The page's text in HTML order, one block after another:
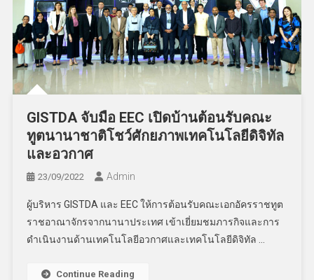
GISTDA จับมือ EEC เปิดบ้านต้อนรับคณะ
ทูตนานาชาติโชว์ศักยภาพเทคโนโลยีดิจิทัล
และอวกาศ
23/09/2022 Admin
ผู้บริหาร GISTDA และ EEC ให้การต้อนรับคณะเอกอัครราชทูต
ราชอาณาจักรจากนานาประเทศ เข้าเยี่ยมชมภารกิจและการ
ดำเนินงานด้านเทคโนโลยีอวกาศและเทคโนโลยีดิจิทัล …
Continue Reading